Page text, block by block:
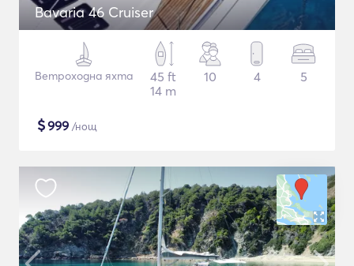
Bavaria 46 Cruiser
Ветроходна яхта
45 ft
14 m
10 4 5
$999 /нощ